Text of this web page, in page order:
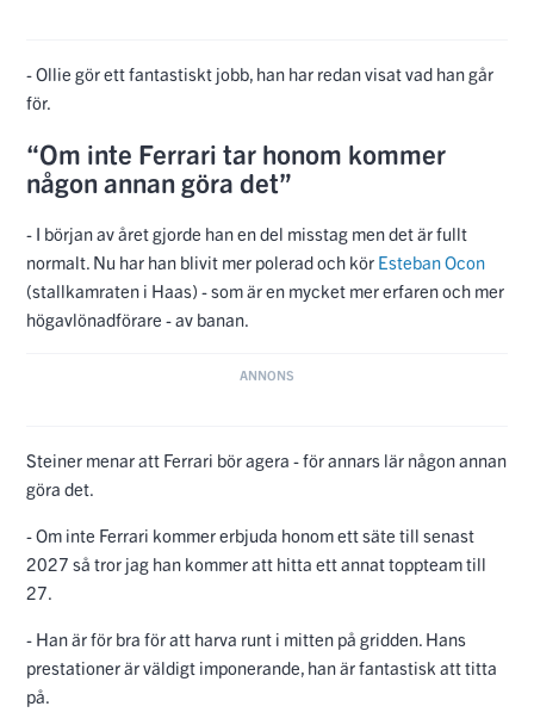
- Ollie gör ett fantastiskt jobb, han har redan visat vad han går
för.
“Om inte Ferrari tar honom kommer
någon annan göra det”
- I början av året gjorde han en del misstag men det är fullt
normalt. Nu har han blivit mer polerad och kör Esteban Ocon
(stallkamraten i Haas) - som är en mycket mer erfaren och mer
högavlönadförare - av banan.
Steiner menar att Ferrari bör agera - för annars lär någon annan
göra det.
- Om inte Ferrari kommer erbjuda honom ett säte till senast
2027 så tror jag han kommer att hitta ett annat toppteam till
27.
- Han är för bra för att harva runt i mitten på gridden. Hans
prestationer är väldigt imponerande, han är fantastisk att titta
på.